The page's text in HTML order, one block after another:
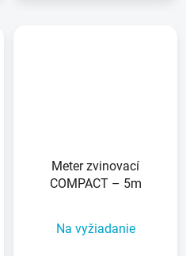
Meter zvinovací
COMPACT – 5m
Na vyžiadanie